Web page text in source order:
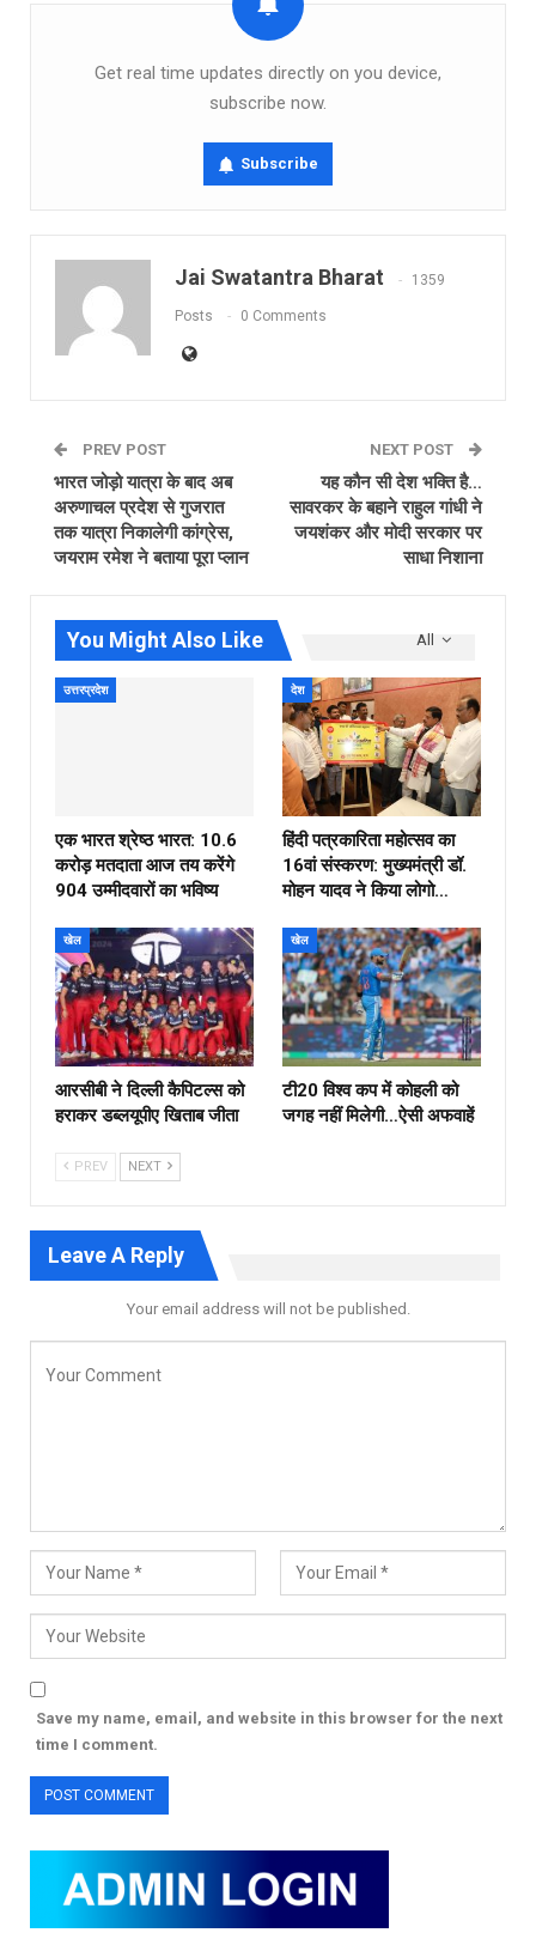
Get real time updates directly on you device,
subscribe now.
Subscribe
Jai Swatantra Bharat 1359
Posts 0 Comments
PREV POST
भारत जोड़ो यात्रा के बाद अब
अरुणाचल प्रदेश से गुजरात
तक यात्रा निकालेगी कांग्रेस,
जयराम रमेश ने बताया पूरा प्लान
NEXT POST
यह कौन सी देश भक्ति है…
सावरकर के बहाने राहुल गांधी ने
जयशंकर और मोदी सरकार पर
साधा निशाना
All
You Might Also Like
उत्तरप्रदेश
एक भारत श्रेष्ठ भारत: 10.6
करोड़ मतदाता आज तय करेंगे
904 उम्मीदवारों का भविष्य
देश
हिंदी पत्रकारिता महोत्सव का
16वां संस्करण: मुख्यमंत्री डॉ.
मोहन यादव ने किया लोगो…
खेल
आरसीबी ने दिल्ली कैपिटल्स को
हराकर डब्लयूपीए खिताब जीता
खेल
टी20 विश्व कप में कोहली को
जगह नहीं मिलेगी…ऐसी अफवाहें
PREV NEXT
Leave A Reply
Your email address will not be published.
Save my name, email, and website in this browser for the next
time I comment.